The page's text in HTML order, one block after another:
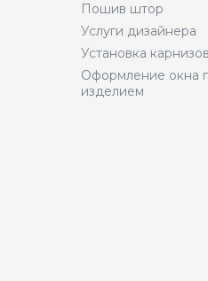
Пошив штор
Услуги дизайнера
Установка карнизов
Оформление окна
изделием